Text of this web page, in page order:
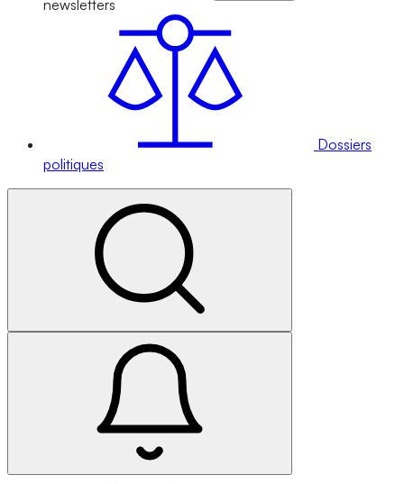
newsletters
Dossiers
politiques